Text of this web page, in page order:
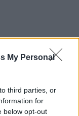
My Personal
third parties, or
for
below opt-out